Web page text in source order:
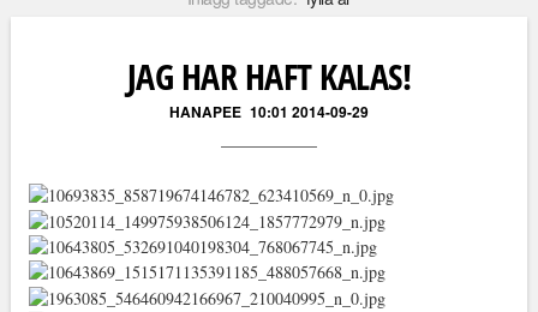
JAG HAR HAFT KALAS!
HANAPEE 10:01 2014-09-29